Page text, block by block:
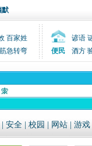
默
百家姓
急转弯
谚语
便民
酒方
安全 校园 网站 游戏